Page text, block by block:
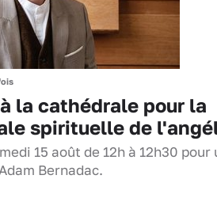
la cathédrale pour la
spirituelle de
15 août de 12h à 12h30 pour
Bernadac.